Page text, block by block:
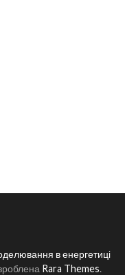
в енергетиці
Rara Themes.